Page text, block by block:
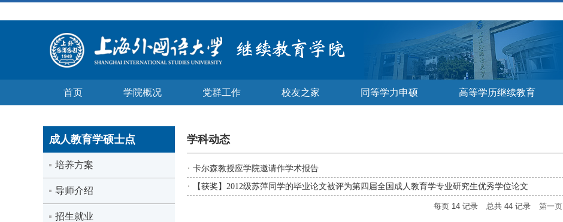
首页 学院概况 党群工作 校友之家 同等学力申硕 高等学历继续教育
成人教育学硕士点
培养方案
导师介绍
招生就业
学科动态
卡尔森教授应学院邀请作学术报告
【获奖】2012级苏萍同学的毕业论文被评为第四届全国成人教育学专业研究生优秀学位论文
每页 14 记录 总共 44 记录 第一页